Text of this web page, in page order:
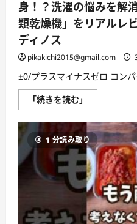
身！？洗濯の悩みを解
類乾燥機」をリアル
ディノス
pikakichi2015@gmail.com
±0/プラスマイナスゼロ コンパ
「続きを読む」
短
節
約
ラ
イ
フ】
部
屋
が
乾
燥
室
に
1 分読み取り